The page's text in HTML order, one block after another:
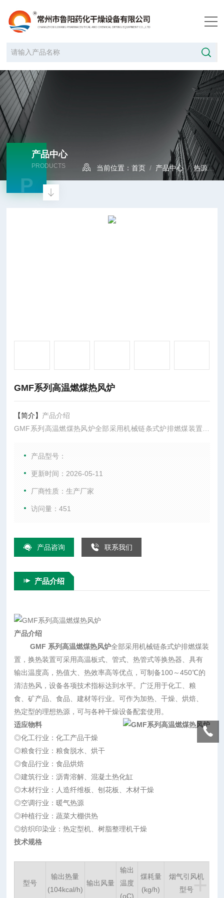
产品中心
PRODUCTS
P
当前位置：首页 / 产品中心/热源设备
GMF系列高温燃煤热风炉
【简介】 产品介绍
GMF系列高温燃煤热风炉全部采用机械链条式炉排燃煤装置，
温度高，热值大、热效率高等优点，可制备100～450℃的清洁
产品型号：
更新时间：2026-05-11
厂商性质：生产厂家
访问量：451
产品咨询 联系我们
产品介绍
产品介绍
GMF 系列高温燃煤热风炉全部采用机械链条式炉排燃煤装
置，换热装置可采用高温板式、管式、热管式等换热器、具有
输出温度高，热值大、热效率高等优点，可制备100～450℃的
清洁热风，设备各项技术指标达到水平。广泛用于化工、粮
食、矿产品、食品、建材等行业。可作为加热、干燥、烘焙、
热定型的理想热源，可与各种干燥设备配套使用。
适应物料
◎化工行业：化工产品干燥
◎粮食行业：粮食脱水、烘干
◎食品行业：食品烘焙
◎建筑行业：沥青溶解、混凝土热化缸
◎木材行业：人造纤维板、刨花板、木材干燥
◎空调行业：暖气热源
◎种植行业：蔬菜大棚供热
◎纺织印染业：热定型机、树脂整理机干燥
技术规格
+
型号
输出热量
(104kcal/h)
输出风量
输出
温度
(oC)
煤耗量
(kg/h)
烟气引风机
型号